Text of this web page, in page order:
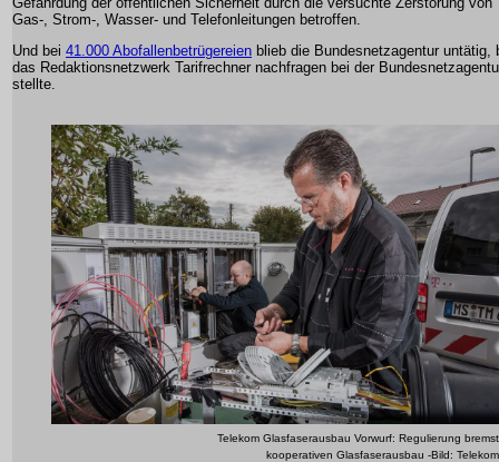
Gas-, Strom-, Wasser- und Telefonleitungen betroffen.
Und bei 41.000 Abofallenbetrügereien blieb die Bundesnetzagentur untätig,
das Redaktionsnetzwerk Tarifrechner nachfragen bei der
stellte.
Telekom Glasfaserausbau Vorwurf: Regulierung bremst
kooperativen Glasfaserausbau -Bild: Telekom